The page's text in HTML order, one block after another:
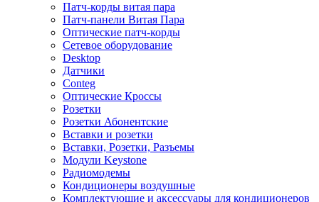
Патч-корды витая пара
Патч-панели Витая Пара
Оптические патч-корды
Сетевое оборудование
Desktop
Датчики
Conteg
Оптические Кроссы
Розетки
Розетки Абонентские
Вставки и розетки
Вставки, Розетки, Разъемы
Модули Keystone
Радиомодемы
Кондиционеры воздушные
Комплектующие и аксессуары для кондиционеров